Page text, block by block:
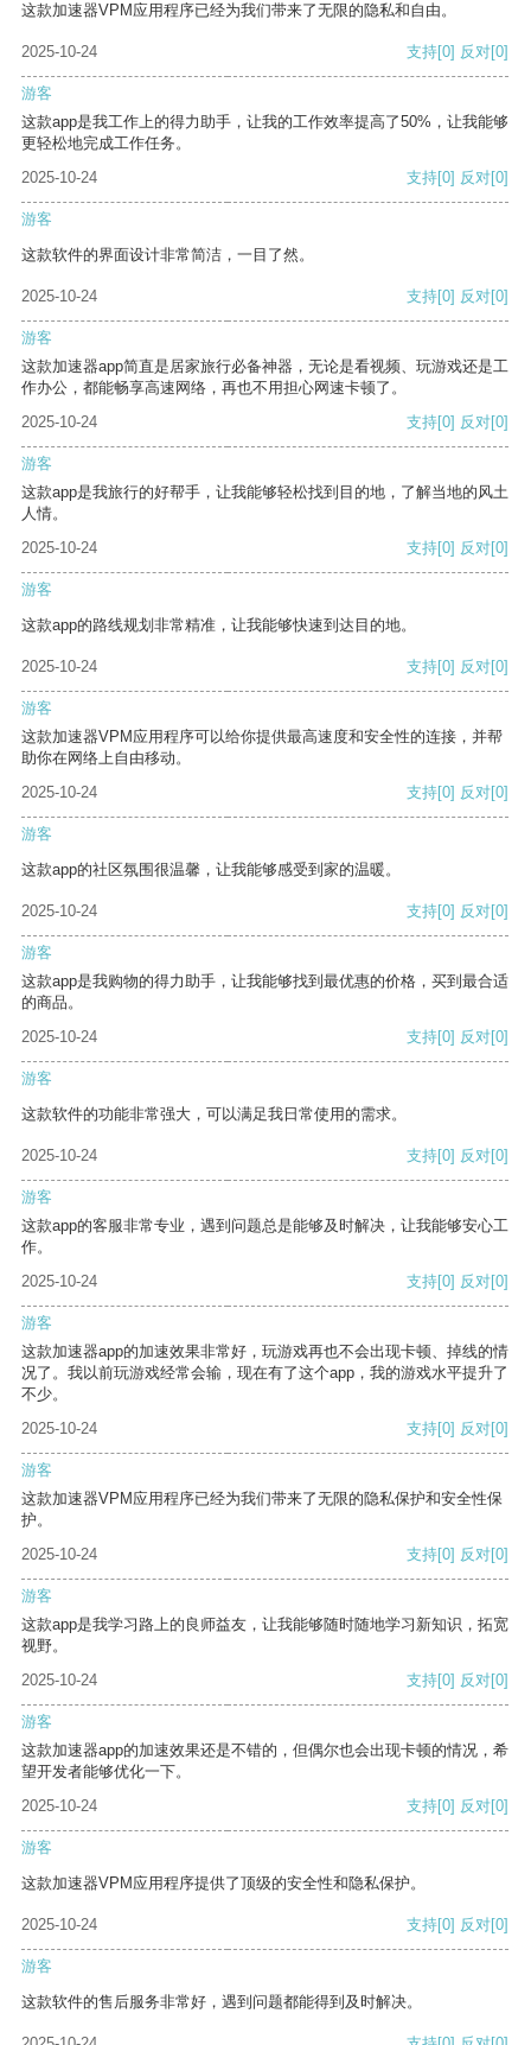
这款加速器VPM应用程序已经为我们带来了无限的隐私和自由。
2025-10-24 支持[0] 反对[0]
游客
这款app是我工作上的得力助手，让我的工作效率提高了50%，让我能够
更轻松地完成工作任务。
2025-10-24
支持[0] 反对[0]
游客
这款软件的界面设计非常简洁，一目了然。
2025-10-24 支持[0] 反对[0]
游客
这款加速器app简直是居家旅行必备神器，无论是看视频、玩游戏还是工
作办公，都能畅享高速网络，再也不用担心网速卡顿了。
2025-10-24
支持[0] 反对[0]
游客
这款app是我旅行的好帮手，让我能够轻松找到目的地，了解当地的风土
人情。
2025-10-24
支持[0] 反对[0]
游客
这款app的路线规划非常精准，让我能够快速到达目的地。
2025-10-24 支持[0] 反对[0]
游客
这款加速器VPM应用程序可以给你提供最高速度和安全性的连接，并帮
助你在网络上自由移动。
2025-10-24
支持[0] 反对[0]
游客
这款app的社区氛围很温馨，让我能够感受到家的温暖。
2025-10-24 支持[0] 反对[0]
游客
这款app是我购物的得力助手，让我能够找到最优惠的价格，买到最合适
的商品。
2025-10-24
支持[0] 反对[0]
游客
这款软件的功能非常强大，可以满足我日常使用的需求。
2025-10-24 支持[0] 反对[0]
游客
这款app的客服非常专业，遇到问题总是能够及时解决，让我能够安心工
作。
2025-10-24
支持[0] 反对[0]
游客
这款加速器app的加速效果非常好，玩游戏再也不会出现卡顿、掉线的情
况了。我以前玩游戏经常会输，现在有了这个app，我的游戏水平提升了
不少。
2025-10-24
支持[0] 反对[0]
游客
这款加速器VPM应用程序已经为我们带来了无限的隐私保护和安全性保
护。
2025-10-24
支持[0] 反对[0]
游客
这款app是我学习路上的良师益友，让我能够随时随地学习新知识，拓宽
视野。
2025-10-24
支持[0] 反对[0]
游客
这款加速器app的加速效果还是不错的，但偶尔也会出现卡顿的情况，希
望开发者能够优化一下。
2025-10-24
支持[0] 反对[0]
游客
这款加速器VPM应用程序提供了顶级的安全性和隐私保护。
2025-10-24 支持[0] 反对[0]
游客
这款软件的售后服务非常好，遇到问题都能得到及时解决。